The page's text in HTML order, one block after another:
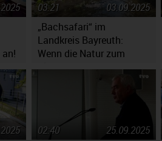
„Bachsafari“ im
Landkreis Bayreuth:
Wenn die Natur zum
Klassenzimmer wird!
03.09.2025
03:21
25.09.2025
02:40